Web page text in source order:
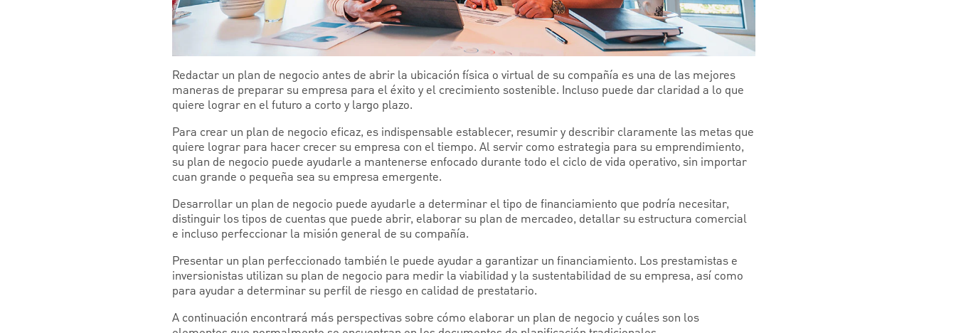
Redactar un plan de negocio antes de abrir la ubicación física o virtual de su compañía es una de las mejores
maneras de preparar su empresa para el éxito y el crecimiento sostenible. Incluso puede dar claridad a lo que
quiere lograr en el futuro a corto y largo plazo.
Para crear un plan de negocio eficaz, es indispensable establecer, resumir y describir claramente las metas que
quiere lograr para hacer crecer su empresa con el tiempo. Al servir como estrategia para su emprendimiento,
su plan de negocio puede ayudarle a mantenerse enfocado durante todo el ciclo de vida operativo, sin importar
cuan grande o pequeña sea su empresa emergente.
Desarrollar un plan de negocio puede ayudarle a determinar el tipo de financiamiento que podría necesitar,
distinguir los tipos de cuentas que puede abrir, elaborar su plan de mercadeo, detallar su estructura comercial
e incluso perfeccionar la misión general de su compañía.
Presentar un plan perfeccionado también le puede ayudar a garantizar un financiamiento. Los prestamistas e
inversionistas utilizan su plan de negocio para medir la viabilidad y la sustentabilidad de su empresa, así como
para ayudar a determinar su perfil de riesgo en calidad de prestatario.
A continuación encontrará más perspectivas sobre cómo elaborar un plan de negocio y cuáles son los